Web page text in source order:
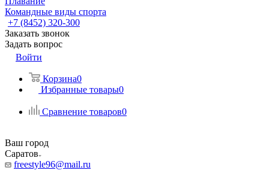
Командные виды спорта
+7 (8452) 320-300
Заказать звонок
Задать вопрос
Войти
Корзина0
Избранные товары0
Сравнение товаров0
Ваш город
Саратов
freestyle96@mail.ru